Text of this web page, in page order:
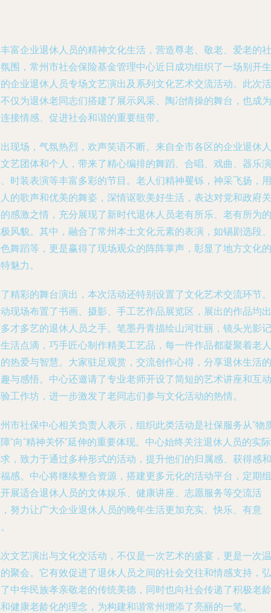
富企业退休人员的精神文化生活，营造尊老、敬老、爱老的社
围，常州市社会保险基金管理中心近日成功组织了一场别开生
企业退休人员专场文艺演出及系列文化艺术交流活动。此次活
仅为退休老同志们搭建了展示风采、陶冶情操的舞台，也成为
接情感、促进社会和谐的重要纽带。
现场，气氛热烈，欢声笑语不断。来自全市各区的企业退休人
艺团体和个人，带来了精心编排的舞蹈、合唱、戏曲、器乐演
时装表演等丰富多彩的节目。老人们精神矍铄，神采飞扬，用
的歌声和优美的舞姿，深情讴歌美好生活，表达对党和政府关
感激之情，充分展现了新时代退休人员老有所乐、老有所为的
风貌。其中，融合了常州本土文化元素的表演，如锡剧选段、
舞蹈等，更是赢得了现场观众的阵阵掌声，彰显了地方文化的
魅力。
精彩的舞台演出，本次活动还特别设置了文化艺术交流环节。
现场布置了书画、摄影、手工艺作品展览区，展出的作品均出
才多艺的退休人员之手。笔墨丹青描绘山河壮丽，镜头光影记
活点滴，巧手匠心制作精美工艺品，每一件作品都凝聚着老人
热爱与智慧。大家驻足观赏，交流创作心得，分享退休生活的
与感悟。中心还邀请了专业老师开设了简短的艺术讲座和互动
工作坊，进一步激发了老同志们参与文化活动的热情。
市社保中心相关负责人表示，组织此类活动是社保服务从“物
”向“精神关怀”延伸的重要体现。中心始终关注退休人员的实际
，致力于通过多种形式的活动，提升他们的归属感、获得感和
感。中心将继续整合资源，搭建更多元化的活动平台，定期组
展适合退休人员的文体娱乐、健康讲座、志愿服务等交流活
努力让广大企业退休人员的晚年生活更加充实、快乐、有意
文艺演出与文化交活动，不仅是一次艺术的盛宴，更是一次温
聚会。它有效促进了退休人员之间的社会交往和情感支持，弘
中华民族孝亲敬老的传统美德，同时也向社会传递了积极老龄
健康老龄化的理念，为构建和谐常州增添了亮丽的一笔。